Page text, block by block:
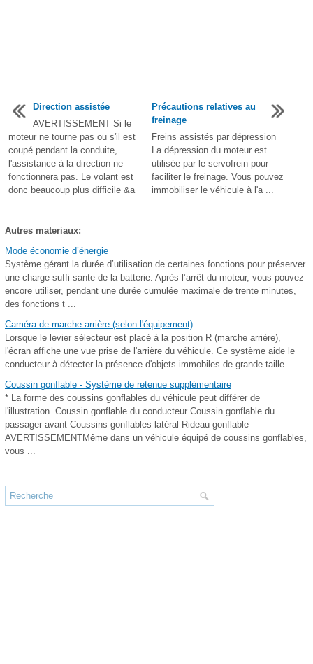
Direction assistée
AVERTISSEMENT Si le
moteur ne tourne pas ou s'il est
coupé pendant la conduite,
l'assistance à la direction ne
fonctionnera pas. Le volant est
donc beaucoup plus difficile &a
...
Précautions relatives au
freinage
Freins assistés par dépression
La dépression du moteur est
utilisée par le servofrein pour
faciliter le freinage. Vous pouvez
immobiliser le véhicule à l'a ...
Autres materiaux:
Mode économie d’énergie
Système gérant la durée d’utilisation de certaines fonctions pour préserver
une charge suffi sante de la batterie. Après l’arrêt du moteur, vous pouvez
encore utiliser, pendant une durée cumulée maximale de trente minutes,
des fonctions t ...
Caméra de marche arrière (selon l'équipement)
Lorsque le levier sélecteur est placé à la position R (marche arrière),
l'écran affiche une vue prise de l'arrière du véhicule. Ce système aide le
conducteur à détecter la présence d'objets immobiles de grande taille ...
Coussin gonflable - Système de retenue supplémentaire
* La forme des coussins gonflables du véhicule peut différer de
l'illustration. Coussin gonflable du conducteur Coussin gonflable du
passager avant Coussins gonflables latéral Rideau gonflable
AVERTISSEMENTMême dans un véhicule équipé de coussins gonflables,
vous ...